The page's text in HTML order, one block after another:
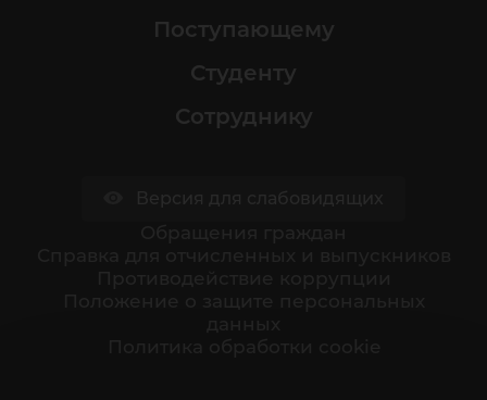
Поступающему
Студенту
Сотруднику